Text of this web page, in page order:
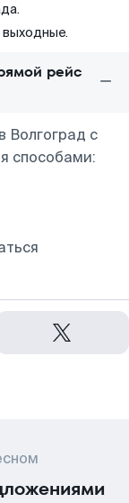
выходные.
рейс
Волгоград с
способами: